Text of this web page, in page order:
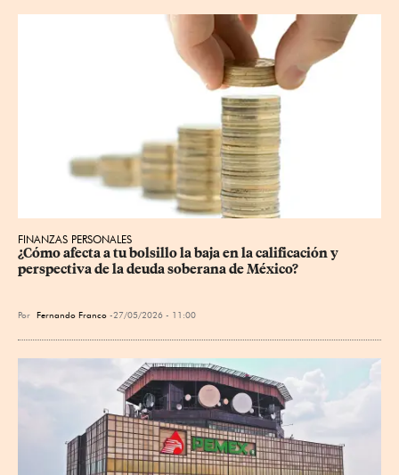
FINANZAS PERSONALES
¿Cómo afecta a tu bolsillo la baja en la calificación y
perspectiva de la deuda soberana de México?
Por Fernando Franco 27/05/2026 - 11:00